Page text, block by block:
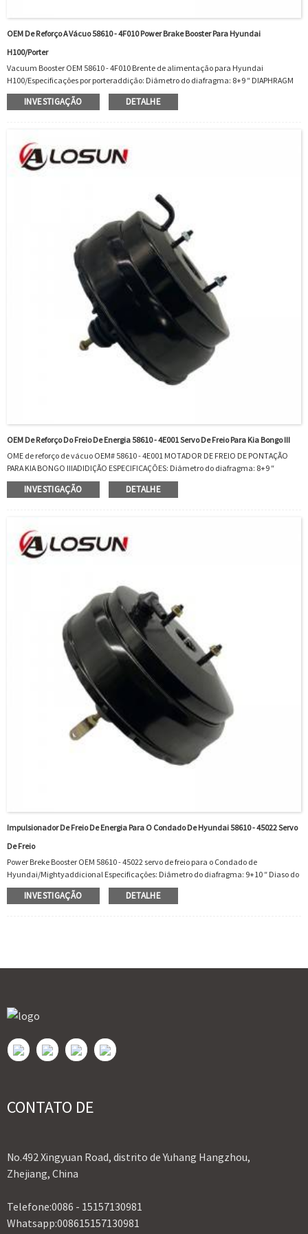
OEM De Reforço A Vácuo 58610 - 4F010 Power Brake Booster Para Hyundai
H100/Porter
Vacuum Booster OEM 58610 - 4F010 Brente de alimentação para Hyundai
H100/Especificações por porteraddição: Diâmetro do diafragma: 8+9 ″ DIAPHRAGM
DO DIAPHRAGM: DUPLOFRAGMATMATMATERIA: HyfragmAmTer: Soelmaster
Cylinder: Nooem Intercange: 586104f0101011 on.at ...
INVESTIGAÇÃO DETALHE
OEM De Reforço Do Freio De Energia 58610 - 4E001 Servo De Freio Para Kia Bongo III
OME de reforço de vácuo OEM# 58610 - 4E001 MOTADOR DE FREIO DE PONTAÇÃO
PARA KIA BONGO IIIADIDIÇÃO ESPECIFICAÇÕES: Diâmetro do diafragma: 8+9 ″
DIAFRAGM DO FREIO DO DIAPHRAGM: DUPLOFRAGMMATERIAL: STEELMASTER
CILINDER INCLANÇADO: NOOEM: 586104E001OEM# 56 On.attion: Br ...
INVESTIGAÇÃO DETALHE
Impulsionador De Freio De Energia Para O Condado De Hyundai 58610 - 45022 Servo
De Freio
Power Breke Booster OEM 58610 - 45022 servo de freio para o Condado de
Hyundai/Mightyaddicional Especificações: Diâmetro do diafragma: 9+10 ″ Diaso do
diafragma Estilo: DUPLO DIAFRAGMMATERIAL: STEELMASTER INCLUGRADO:
NOOEM: 5861045022OEM 58610
INVESTIGAÇÃO DETALHE
CONTATO DE
No.492 Xingyuan Road, distrito de Yuhang Hangzhou,
Zhejiang, China
Telefone:0086 - 15157130981
Whatsapp:008615157130981